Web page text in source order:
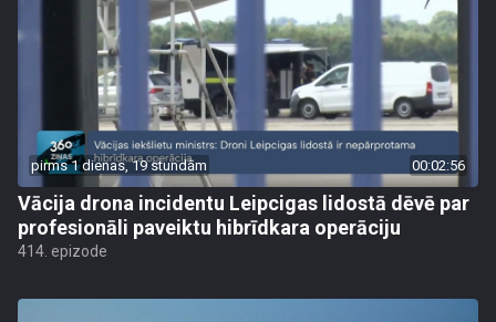
pirms 1 dienas, 19 stundām 00:02:56
Vācija drona incidentu Leipcigas lidostā dēvē par
profesionāli paveiktu hibrīdkara operāciju
414. epizode